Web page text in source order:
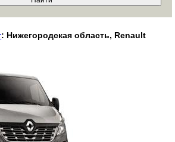
: Нижегородская область, Renault